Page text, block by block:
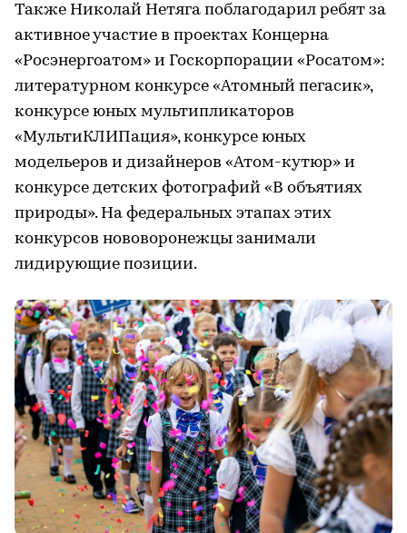
Также Николай Нетяга поблагодарил ребят за
активное участие в проектах Концерна
«Росэнергоатом» и Госкорпорации «Росатом»:
литературном конкурсе «Атомный пегасик»,
конкурсе юных мультипликаторов
«МультиКЛИПация», конкурсе юных
модельеров и дизайнеров «Атом-кутюр» и
конкурсе детских фотографий «В объятиях
природы». На федеральных этапах этих
конкурсов нововоронежцы занимали
лидирующие позиции.